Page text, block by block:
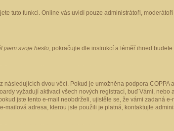
tuto funkci. Online vás uvidí pouze administrátoři,
jsem svoje heslo, pokračujte dle instrukcí a téměř ihned
dvou věcí. Pokud je umožněna podpora COPPA
vyžadují aktivaci všech nových registrací, buď Vámi,
jste tento e-mail neobdrželi, ujistěte se, že vámi zadaná
mailová adresa, kterou jste použili je platná, kontaktujte